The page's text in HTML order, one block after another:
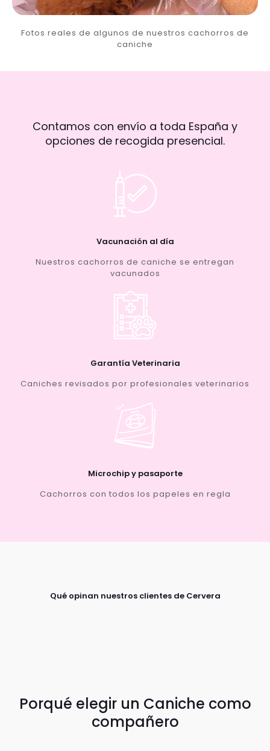
Fotos reales de algunos de nuestros cachorros de
caniche
Contamos con envío a toda España y
opciones de recogida presencial.
Vacunación al día
Nuestros cachorros de caniche se entregan
vacunados
Garantía Veterinaria
Caniches revisados por profesionales veterinarios
Microchip y pasaporte
Cachorros con todos los papeles en regla
Qué opinan nuestros clientes de Cervera
Porqué elegir un Caniche como
compañero